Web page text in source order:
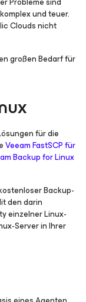
und teuer.
Clouds nicht
großen Bedarf für
für die
Veeam FastSCPfür
Backupfor Linux
Backup-
den darin
einzelner Linux-
Server in Ihrer